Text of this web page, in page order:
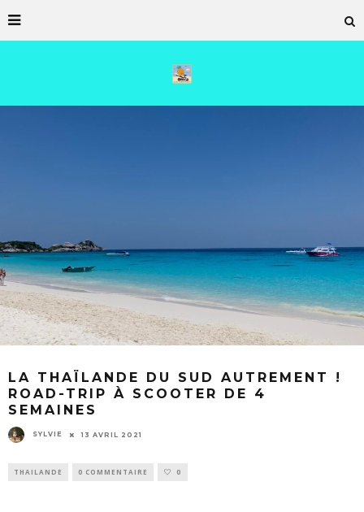
LA THAÏLANDE DU SUD AUTREMENT !
ROAD-TRIP À SCOOTER DE 4
SEMAINES
SYLVIE 13 AVRIL 2021
THAILANDE 0 COMMENTAIRE 0